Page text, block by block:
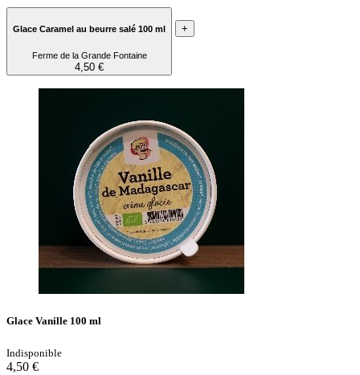
Glace Caramel au beurre salé 100 ml
Ferme de la Grande Fontaine
4,50 €
+
Glace Vanille 100 ml
Indisponible
4,50 €